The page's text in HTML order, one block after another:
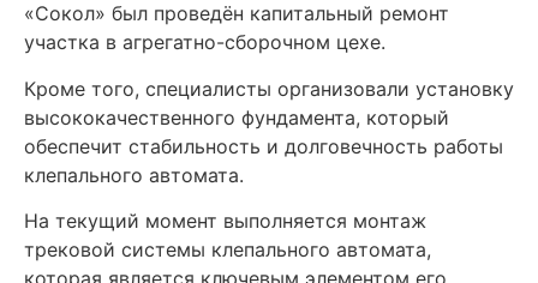
«Сокол» был проведён капитальный ремонт
участка в агрегатно-сборочном цехе.
Кроме того, специалисты организовали установку
высококачественного фундамента, который
обеспечит стабильность и долговечность работы
клепального автомата.
На текущий момент выполняется монтаж
трековой системы клепального автомата,